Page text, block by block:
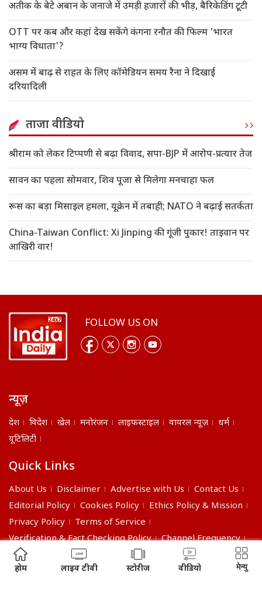
अतीक के बेटे अबान के जनाजे में उमड़ी हजारों की भीड़, बैरिकेडिंग टूटी
OTT पर कब और कहां देख सकेंगे कंगना रनौत की फिल्म 'भारत
भाग्य विधाता'?
असम में बाढ़ से राहत के लिए कॉमेडियन समय रैना ने दिखाई
दरियादिली
ताजा वीडियो
श्रीराम को लेकर टिप्पणी से बढ़ा विवाद, सपा-BJP में आरोप-प्रत्यार तेज
सावन का पहला सोमवार, शिव पूजा से मिलेगा मनचाहा फल
रूस का बड़ा मिसाइल हमला, यूक्रेन में तबाही; NATO ने बढ़ाई सतर्कता
China-Taiwan Conflict: Xi Jinping की गूंजी पुकार! ताइवान पर
आखिरी वार!
FOLLOW US ON
न्यूज़
देश विदेश खेल मनोरंजन लाइफस्टाइल वायरल न्यूज़
धर्म
यूटिलिटी
Quick Links
About Us Disclaimer Advertise with Us
Contact Us
Editorial Policy
Cookies Policy
Ethics Policy & Mission
Privacy Policy
Terms of Service
Verification & Fact Checking Policy
Channel Frequency
©2026 India Daily. All right reserved.
होम लाइव टीवी स्टोरीज वीडियो मेन्यु